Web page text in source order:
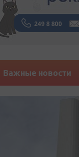
Важные новости